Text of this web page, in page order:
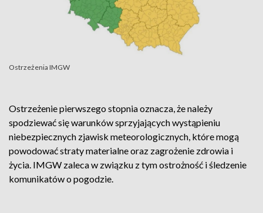
Ostrzeżenia IMGW
Ostrzeżenie pierwszego stopnia oznacza, że należy
spodziewać się warunków sprzyjających wystąpieniu
niebezpiecznych zjawisk meteorologicznych, które mogą
powodować straty materialne oraz zagrożenie zdrowia i
życia. IMGW zaleca w związku z tym ostrożność i śledzenie
komunikatów o pogodzie.